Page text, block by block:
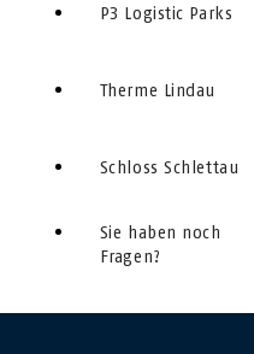
P3 Logistic Parks
Therme Lindau
Schloss Schlettau
Sie haben noch
Fragen?